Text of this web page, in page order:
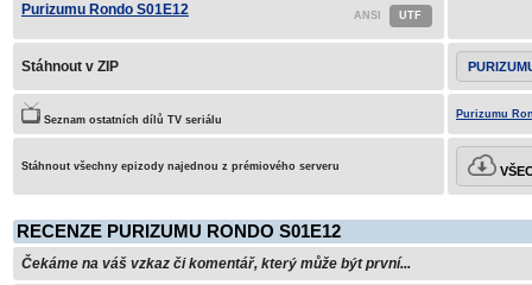
Purizumu Rondo S01E12
Stáhnout v ZIP
Seznam ostatních dílů TV seriálu Purizumu
Stáhnout všechny epizody najednou z prémiového serveru
RECENZE PURIZUMU RONDO S01E12
Čekáme na váš vzkaz či komentář, který může být první...